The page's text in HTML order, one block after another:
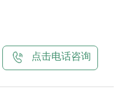
点击电话咨询